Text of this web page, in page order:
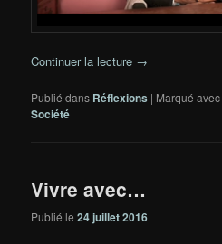
Continuer la lecture →
Publié dans Réflexions | Marqué avec
Société
Vivre avec…
Publié le24 juillet 2016